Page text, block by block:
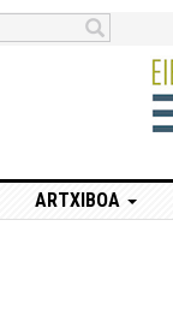
ARTXIBOA